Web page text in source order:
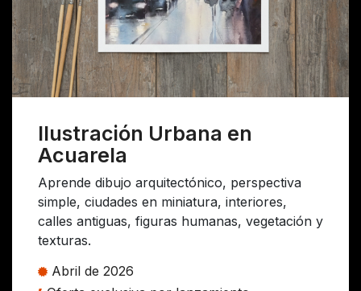
Ilustración Urbana en
Acuarela
Aprende dibujo arquitectónico, perspectiva
simple, ciudades en miniatura, interiores,
calles antiguas, figuras humanas, vegetación y
texturas.
Abril de 2026